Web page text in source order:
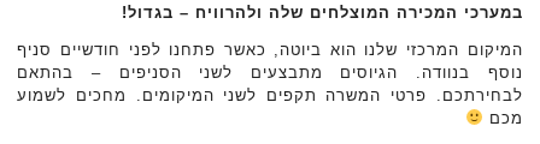
במערכי המכירה המוצלחים שלה ולהרוויח – בגדול!
המיקום המרכזי שלנו הוא ביוטה, כאשר פתחנו לפני חודשיים סניף
נוסף בנוודה. הגיוסים מתבצעים לשני הסניפים – בהתאם
לבחירתכם. פרטי המשרה תקפים לשני המיקומים. מחכים לשמוע
מכם